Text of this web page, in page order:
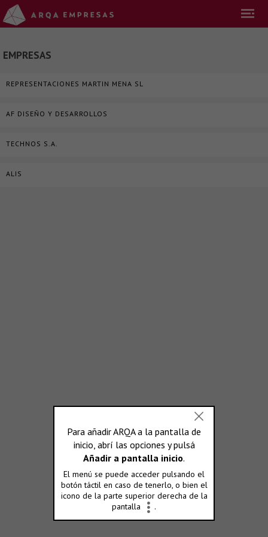
EMPRESAS
REPRESENTACIONES MARTIN MENA SL
AF DISEÑO Y DESARROLLOS
TECHNOS S.A.
ALIS